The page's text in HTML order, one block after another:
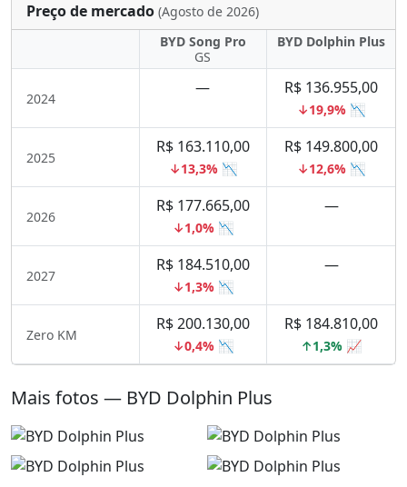
Preço de mercado (Agosto de 2026)
BYD Song Pro
GS
BYD Dolphin Plus
2024
— R$ 136.955,00
↓19,9% 📉
2025
R$ 163.110,00
↓13,3% 📉
R$ 149.800,00
↓12,6% 📉
2026
R$ 177.665,00
↓1,0% 📉
—
2027
R$ 184.510,00
↓1,3% 📉
—
Zero KM
R$ 200.130,00
↓0,4% 📉
R$ 184.810,00
↑1,3% 📈
Mais fotos — BYD Dolphin Plus